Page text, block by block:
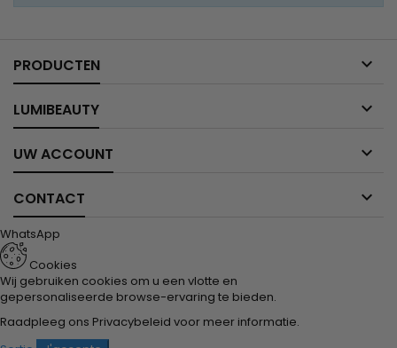
PRODUCTEN 
LUMIBEAUTY 
UW ACCOUNT 
CONTACT 
WhatsApp
Cookies
Wij gebruiken cookies om u een vlotte en
gepersonaliseerde browse-ervaring te bieden.
Raadpleeg ons Privacybeleid voor meer informatie.